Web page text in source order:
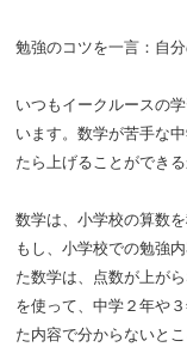
勉強のコツを一言：自
いつもイークルースの
います。数学が苦手な
たら上げることができ
数学は、小学校の算数
もし、小学校での勉強
た数学は、点数が上が
を使って、中学２年や
た内容で分からないと